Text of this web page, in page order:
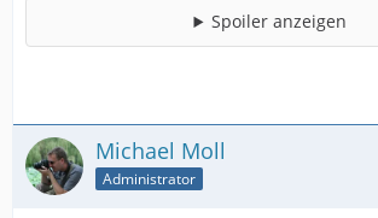
Spoiler anzeigen
Michael Moll
Administrator